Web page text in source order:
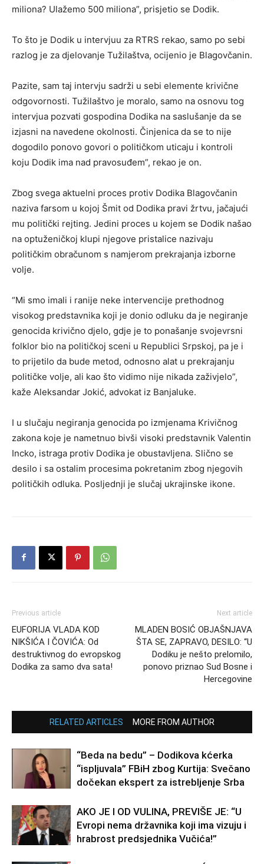
miliona? Ulažemo 500 miliona”, prisjetio se Dodik.
To što je Dodik u intervjuu za RTRS rekao, samo po sebi
razlog je za djelovanje Tužilaštva, ocijenio je Blagovčanin.
Pazite, sam taj intervju sadrži u sebi elemente krivične
odgovornosti. Tužilaštvo je moralo, samo na osnovu tog
intervjua pozvati gospodina Dodika na saslušanje da se
izjasni na navedene okolnosti. Činjenica da se to nije
dogodilo ponovo govori o političkom uticaju i kontroli
koju Dodik ima nad pravosuđem”, rekao je on.
Zbog svega aktuelni proces protiv Dodika Blagovčanin
naziva farsom u kojoj Šmit od Dodika pravi žrtvu, jačajući
mu politički rejting. Jedini proces u kojem se Dodik našao
na optuženičkoj klupi njegove pristalice nazivaju
političkim obračunom s namjerom prekrajanja izborne
volje.
“Mi smo imali i ranije neke intervencije prethodnog
visokog predstavnika koji je donio odluku da je negiranje
genocida krivično djelo, gdje je to ponašanje svojevrsni
folklor bio na političkoj sceni u Republici Srpskoj, pa je i
to prijetilo da bude metod, odnosno alat u prekrajanju
političke volje, ali kao što vidimo nije nikada zaživjelo”,
kaže Aleksandar Jokić, advokat iz Banjaluke.
I u slučaju negiranja genocida po izmjenama Krivičnog
zakona koje je nametnuo bivši visoki predstavnik Valentin
Incko, istraga protiv Dodika je obustavljena. Slično se
desilo i sa ostalim procesima pokretanim zbog njegovih
političkih odluka. Posljednji je slučaj ukrajinske ikone.
Previous article
EUFORIJA VLADA KOD
NIKŠIĆA I ČOVIĆA: Od
destruktivnog do evropskog
Dodika za samo dva sata!
Next article
MLADEN BOSIĆ OBJAŠNJAVA
ŠTA SE, ZAPRAVO, DESILO: “U
Dodiku je nešto prelomilo,
ponovo priznao Sud Bosne i
Hercegovine
RELATED ARTICLES MORE FROM AUTHOR
“Beda na bedu” – Dodikova kćerka
“ispljuvala” FBiH zbog Kurtija: Svečano
dočekan ekspert za istrebljenje Srba
AKO JE I OD VULINA, PREVIŠE JE: “U
Evropi nema državnika koji ima vizuju i
hrabrost predsjednika Vučića!”